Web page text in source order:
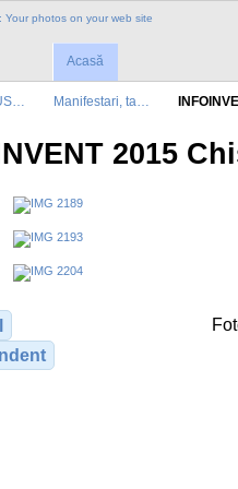
Acasă
Manifestari, ta…
2015